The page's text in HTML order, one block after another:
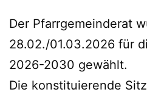
d.
W.
Der Pfarrgemeinderat
28.02./01.03.2026 für
2026-2030 gewählt.
Die konstituierende